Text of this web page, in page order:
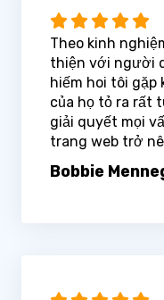
Theo kinh
thiện với người
hiếm hoi tôi
của họ tỏ ra rất
giải quyết mọi
trang web trở
Bobbie